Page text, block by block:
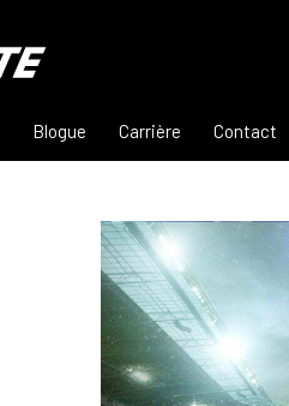
Blogue Carrière Contact